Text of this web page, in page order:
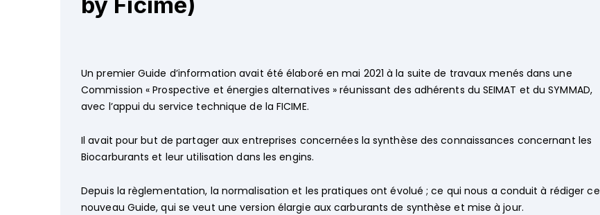
Un premier Guide d’information avait été élaboré en mai 2021 à la suite de travaux menés dans une
Commission « Prospective et énergies alternatives » réunissant des adhérents du SEIMAT et du SYMMAD,
avec l’appui du service technique de la FICIME.
Il avait pour but de partager aux entreprises concernées la synthèse des connaissances concernant les
Biocarburants et leur utilisation dans les engins.
Depuis la règlementation, la normalisation et les pratiques ont évolué ; ce qui nous a conduit à rédiger ce
nouveau Guide, qui se veut une version élargie aux carburants de synthèse et mise à jour.